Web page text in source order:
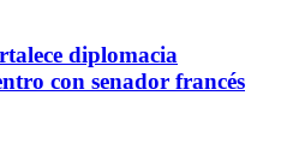
diplomacia
con senador francés